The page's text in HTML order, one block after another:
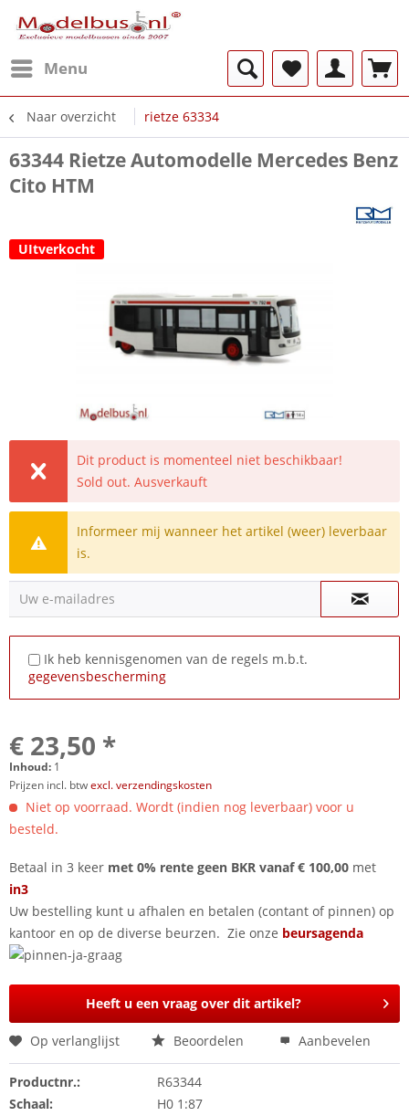
Menu
Naar overzicht rietze 63334
63344 Rietze Automodelle Mercedes Benz
Cito HTM
UItverkocht
Dit product is momenteel niet beschikbaar!
Sold out. Ausverkauft
Informeer mij wanneer het artikel (weer) leverbaar
is.
Uw e-mailadres
Ik heb kennisgenomen van de regels m.b.t.
gegevensbescherming
€ 23,50 *
Inhoud: 1
Prijzen incl. btwexcl. verzendingskosten
Niet op voorraad. Wordt (indien nog leverbaar) voor u
besteld.
Betaal in 3 keer met 0% rente geen BKR vanaf € 100,00 met
in3
Uw bestelling kunt u afhalen en betalen (contant of pinnen) op
kantoor en op de diverse beurzen. Zie onze beursagenda
Heeft u een vraag over dit artikel?
Op verlanglijst Beoordelen Aanbevelen
Productnr.:
R63344
Schaal:
H0 1:87